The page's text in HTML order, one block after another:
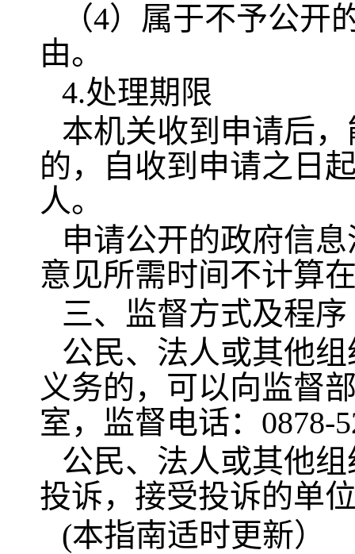
（4）属于不予公
由。
4.处理期限
本机关收到申请后
的，自收到申请之日
人。
申请公开的政府信
意见所需时间不计算
三、监督方式及程序
公民、法人或其他
义务的，可以向监督
室，监督电话：0878-
公民、法人或其他
投诉，接受投诉的单
(本指南适时更新）